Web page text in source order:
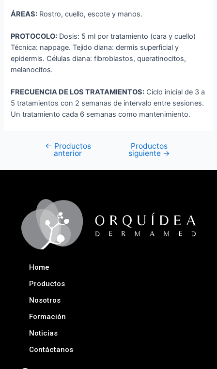
ÁREAS: Rostro, cuello, escote y manos.
PROTOCOLO: Dosis: 5 ml por tratamiento (cara y cuello)
Técnica: nappage. Tejido diana: dermis superficial y
epidermis. Células diana: fibroblastos, queratinocitos,
melanocitos.
FRECUENCIA DE LOS TRATAMIENTOS: Ciclo inicial de 3 a
5 tratamientos con 2 semanas de intervalo entre sesiones.
Un tratamiento cada 6 semanas como mantenimiento.
← Productos
anterior
Productos
siguiente →
Home
Productos
Nosotros
Formación
Noticias
Contáctanos